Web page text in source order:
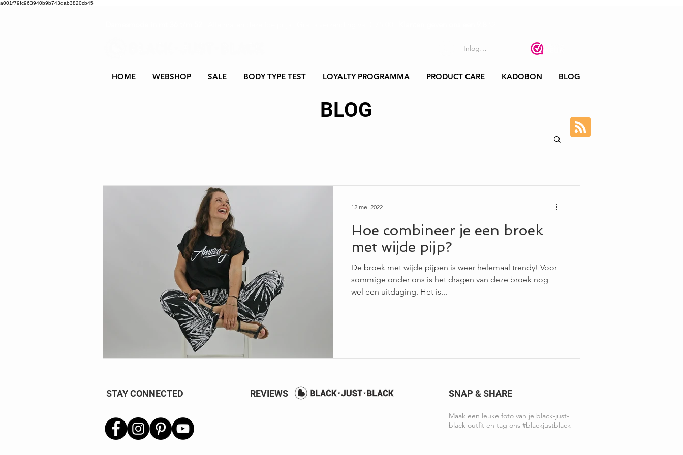
a001f79fc963940b9b743dab3820cb45
Inloggen
HOME WEBSHOP SALE BODY TYPE TEST LOYALTY PROGRAMMA PRODUCT CARE KADOBON BLOG
BLOG
Hoe combineer je een broek
met wijde pijp?
De broek met wijde pijpen is weer helemaal trendy! Voor
sommige onder ons is het dragen van deze broek nog
wel een uitdaging. Het is...
12 mei 2022
STAY CONNECTED REVIEWS SNAP & SHARE
Maak een leuke foto van je black-just-
black outfit en tag ons #blackjustblack